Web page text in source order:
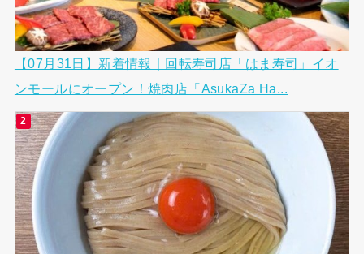
【07月31日】新着情報｜回転寿司店「はま寿司」イオ
ンモールにオープン！焼肉店「AsukaZa Ha...